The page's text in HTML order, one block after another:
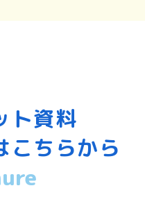
ト資料
こちらから